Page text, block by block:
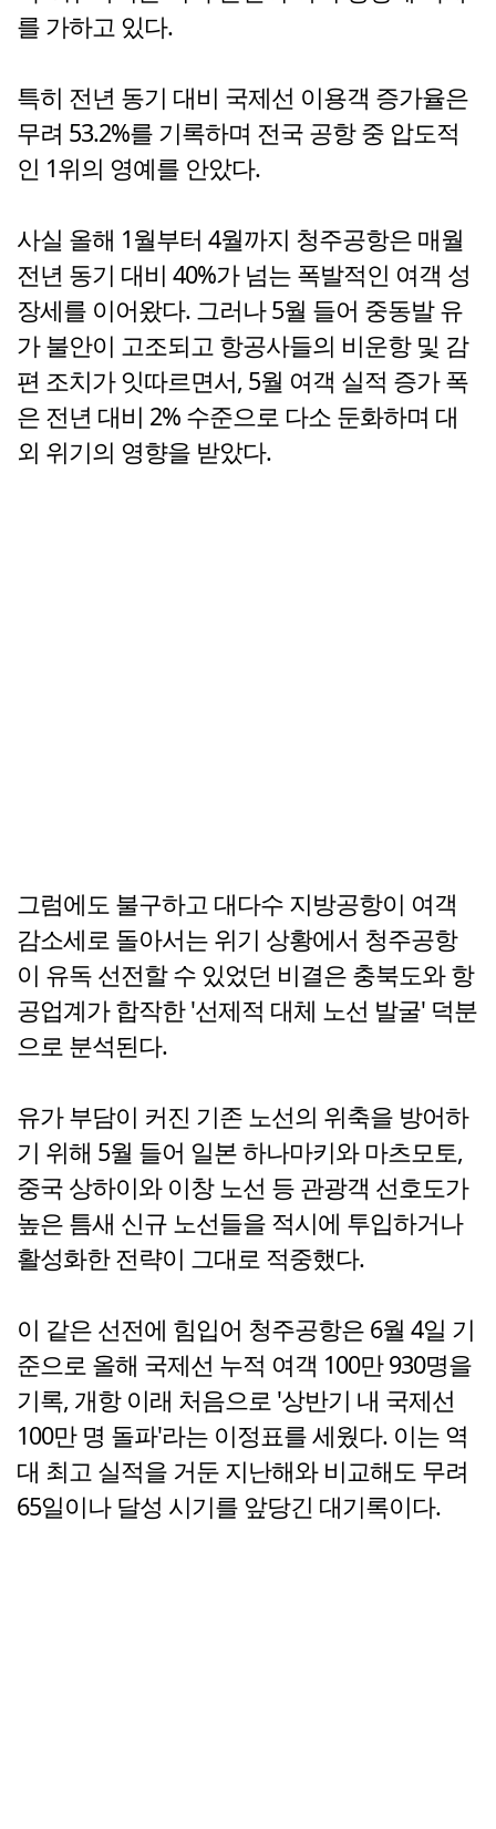
를 가하고 있다.
특히 전년 동기 대비 국제선 이용객 증가율은
무려 53.2%를 기록하며 전국 공항 중 압도적
인 1위의 영예를 안았다.
사실 올해 1월부터 4월까지 청주공항은 매월
전년 동기 대비 40%가 넘는 폭발적인 여객 성
장세를 이어왔다. 그러나 5월 들어 중동발 유
가 불안이 고조되고 항공사들의 비운항 및 감
편 조치가 잇따르면서, 5월 여객 실적 증가 폭
은 전년 대비 2% 수준으로 다소 둔화하며 대
외 위기의 영향을 받았다.
그럼에도 불구하고 대다수 지방공항이 여객
감소세로 돌아서는 위기 상황에서 청주공항
이 유독 선전할 수 있었던 비결은 충북도와 항
공업계가 합작한 '선제적 대체 노선 발굴' 덕분
으로 분석된다.
유가 부담이 커진 기존 노선의 위축을 방어하
기 위해 5월 들어 일본 하나마키와 마츠모토,
중국 상하이와 이창 노선 등 관광객 선호도가
높은 틈새 신규 노선들을 적시에 투입하거나
활성화한 전략이 그대로 적중했다.
이 같은 선전에 힘입어 청주공항은 6월 4일 기
준으로 올해 국제선 누적 여객 100만 930명을
기록, 개항 이래 처음으로 '상반기 내 국제선
100만 명 돌파'라는 이정표를 세웠다. 이는 역
대 최고 실적을 거둔 지난해와 비교해도 무려
65일이나 달성 시기를 앞당긴 대기록이다.